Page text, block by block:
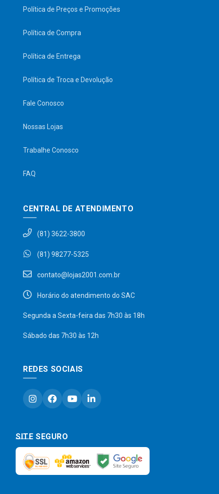
Política de Preços e Promoções
Política de Compra
Política de Entrega
Política de Troca e Devolução
Fale Conosco
Nossas Lojas
Trabalhe Conosco
FAQ
CENTRAL DE ATENDIMENTO
(81) 3622-3800
(81) 98277-5325
contato@lojas2001.com.br
Horário do atendimento do SAC
Segunda a Sexta-feira das 7h30 às 18h
Sábado das 7h30 às 12h
REDES SOCIAIS
SITE SEGURO